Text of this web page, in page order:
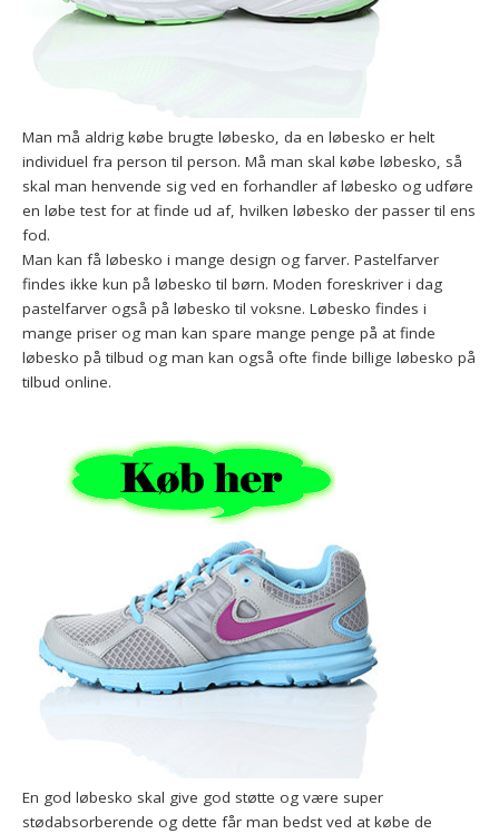
Man må aldrig købe brugte løbesko, da en løbesko er helt
individuel fra person til person. Må man skal købe løbesko, så
skal man henvende sig ved en forhandler af løbesko og udføre
en løbe test for at finde ud af, hvilken løbesko der passer til ens
fod.
Man kan få løbesko i mange design og farver. Pastelfarver
findes ikke kun på løbesko til børn. Moden foreskriver i dag
pastelfarver også på løbesko til voksne. Løbesko findes i
mange priser og man kan spare mange penge på at finde
løbesko på tilbud og man kan også ofte finde billige løbesko på
tilbud online.
En god løbesko skal give god støtte og være super
stødabsorberende og dette får man bedst ved at købe de